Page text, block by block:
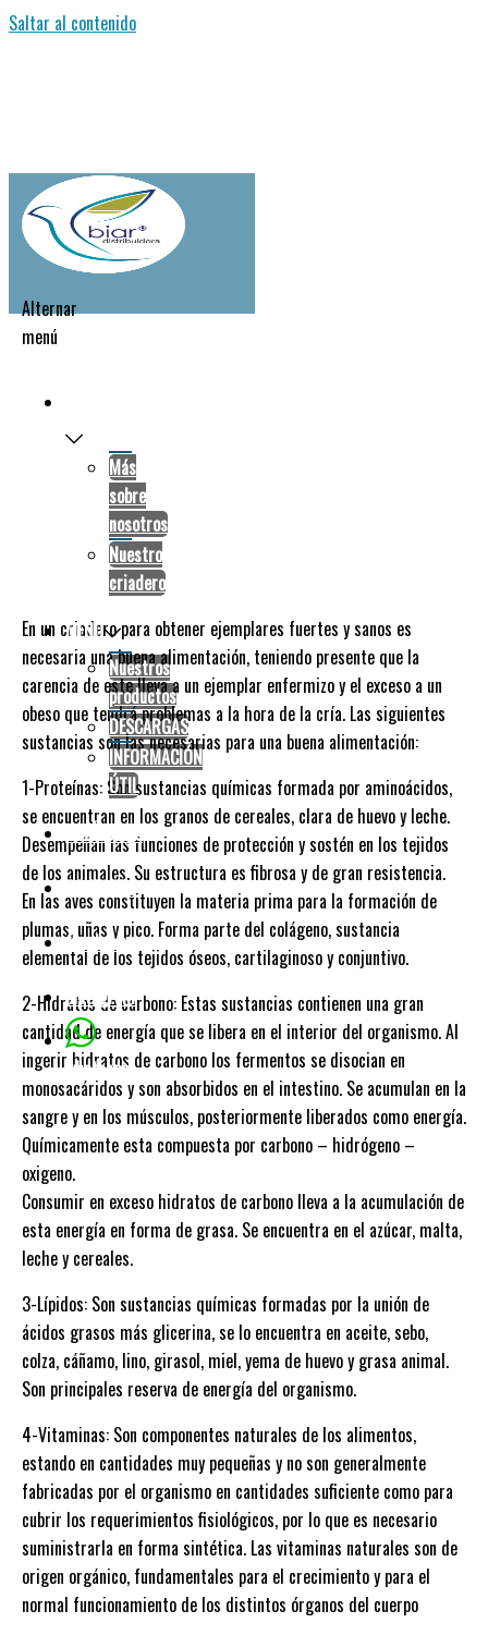
Saltar al contenido
Alternar
menú
Más
sobre
nosotros
Nuestro
criadero
MENÚ
Nuestros
productos
DESCARGAS
INFORMACIÓN
ÚTIL
CATÁLOGOS
CONTACTO
facebook
Instagram
whatsapp
Tabla de alimentación
En un criadero para obtener ejemplares fuertes y sanos es
necesaria una buena alimentación, teniendo presente que la
carencia de este lleva a un ejemplar enfermizo y el exceso a un
obeso que tendrá problemas a la hora de la cría. Las siguientes
sustancias son las necesarias para una buena alimentación:
1-Proteínas: Son sustancias químicas formada por aminoácidos,
se encuentran en los granos de cereales, clara de huevo y leche.
Desempeñan las funciones de protección y sostén en los tejidos
de los animales. Su estructura es fibrosa y de gran resistencia.
En las aves constituyen la materia prima para la formación de
plumas, uñas y pico. Forma parte del colágeno, sustancia
elemental de los tejidos óseos, cartilaginoso y conjuntivo.
2-Hidratos de carbono: Estas sustancias contienen una gran
cantidad de energía que se libera en el interior del organismo. Al
ingerir hidratos de carbono los fermentos se disocian en
monosacáridos y son absorbidos en el intestino. Se acumulan en la
sangre y en los músculos, posteriormente liberados como energía.
Químicamente esta compuesta por carbono – hidrógeno –
oxigeno.
Consumir en exceso hidratos de carbono lleva a la acumulación de
esta energía en forma de grasa. Se encuentra en el azúcar, malta,
leche y cereales.
3-Lípidos: Son sustancias químicas formadas por la unión de
ácidos grasos más glicerina, se lo encuentra en aceite, sebo,
colza, cáñamo, lino, girasol, miel, yema de huevo y grasa animal.
Son principales reserva de energía del organismo.
4-Vitaminas: Son componentes naturales de los alimentos,
estando en cantidades muy pequeñas y no son generalmente
fabricadas por el organismo en cantidades suficiente como para
cubrir los requerimientos fisiológicos, por lo que es necesario
suministrarla en forma sintética. Las vitaminas naturales son de
origen orgánico, fundamentales para el crecimiento y para el
normal funcionamiento de los distintos órganos del cuerpo